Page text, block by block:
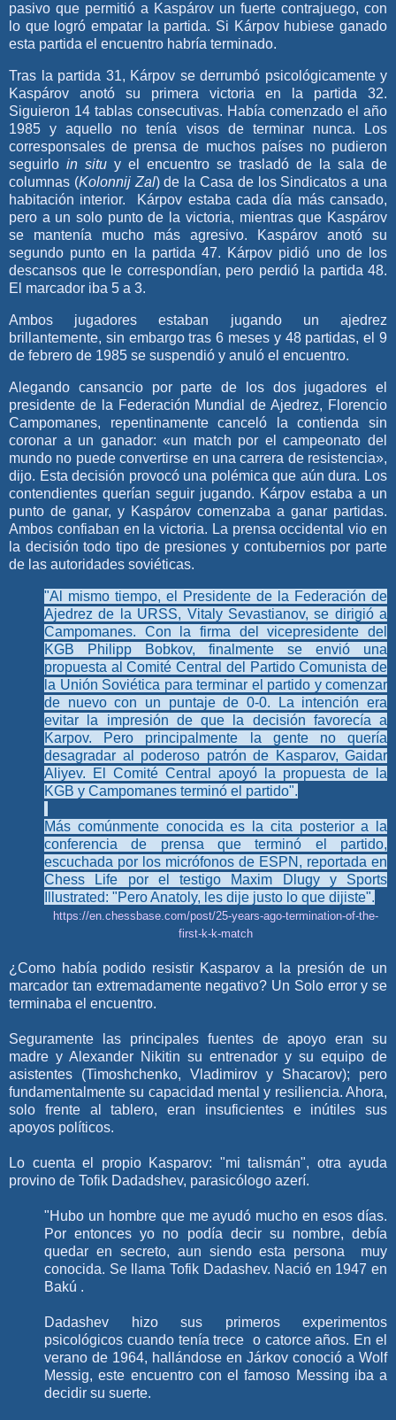
pasivo que permitió a Kaspárov un fuerte contrajuego, con
lo que logró empatar la partida. Si Kárpov hubiese ganado
esta partida el encuentro habría terminado.
Tras la partida 31, Kárpov se derrumbó psicológicamente y
Kaspárov anotó su primera victoria en la partida 32.
Siguieron 14 tablas consecutivas. Había comenzado el año
1985 y aquello no tenía visos de terminar nunca. Los
corresponsales de prensa de muchos países no pudieron
seguirlo in situ y el encuentro se trasladó de la sala de
columnas (Kolonnij Zal) de la Casa de los Sindicatos a una
habitación interior. Kárpov estaba cada día más cansado,
pero a un solo punto de la victoria, mientras que Kaspárov
se mantenía mucho más agresivo. Kaspárov anotó su
segundo punto en la partida 47. Kárpov pidió uno de los
descansos que le correspondían, pero perdió la partida 48.
El marcador iba 5 a 3.
Ambos jugadores estaban jugando un ajedrez
brillantemente, sin embargo tras 6 meses y 48 partidas, el 9
de febrero de 1985 se suspendió y anuló el encuentro.
Alegando cansancio por parte de los dos jugadores el
presidente de la Federación Mundial de Ajedrez, Florencio
Campomanes, repentinamente canceló la contienda sin
coronar a un ganador: «un match por el campeonato del
mundo no puede convertirse en una carrera de resistencia»,
dijo. Esta decisión provocó una polémica que aún dura. Los
contendientes querían seguir jugando. Kárpov estaba a un
punto de ganar, y Kaspárov comenzaba a ganar partidas.
Ambos confiaban en la victoria. La prensa occidental vio en
la decisión todo tipo de presiones y contubernios por parte
de las autoridades soviéticas.
"Al mismo tiempo, el Presidente de la Federación de
Ajedrez de la URSS, Vitaly Sevastianov, se dirigió a
Campomanes. Con la firma del vicepresidente del
KGB Philipp Bobkov, finalmente se envió una
propuesta al Comité Central del Partido Comunista de
la Unión Soviética para terminar el partido y comenzar
de nuevo con un puntaje de 0-0. La intención era
evitar la impresión de que la decisión favorecía a
Karpov. Pero principalmente la gente no quería
desagradar al poderoso patrón de Kasparov, Gaidar
Aliyev. El Comité Central apoyó la propuesta de la
KGB y Campomanes terminó el partido".
Más comúnmente conocida es la cita posterior a la
conferencia de prensa que terminó el partido,
escuchada por los micrófonos de ESPN, reportada en
Chess Life por el testigo Maxim Dlugy y Sports
Illustrated: "Pero Anatoly, les dije justo lo que dijiste".
https://en.chessbase.com/post/25-years-ago-termination-of-the-
first-k-k-match
¿Como había podido resistir Kasparov a la presión de un
marcador tan extremadamente negativo? Un Solo error y se
terminaba el encuentro.
Seguramente las principales fuentes de apoyo eran su
madre y Alexander Nikitin su entrenador y su equipo de
asistentes (Timoshchenko, Vladimirov y Shacarov); pero
fundamentalmente su capacidad mental y resiliencia. Ahora,
solo frente al tablero, eran insuficientes e inútiles sus
apoyos políticos.
Lo cuenta el propio Kasparov: "mi talismán", otra ayuda
provino de Tofik Dadadshev, parasicólogo azerí.
"Hubo un hombre que me ayudó mucho en esos días.
Por entonces yo no podía decir su nombre, debía
quedar en secreto, aun siendo esta persona muy
conocida. Se llama Tofik Dadashev. Nació en 1947 en
Bakú .
Dadashev hizo sus primeros experimentos
psicológicos cuando tenía trece o catorce años. En el
verano de 1964, hallándose en Járkov conoció a Wolf
Messig, este encuentro con el famoso Messing iba a
decidir su suerte.